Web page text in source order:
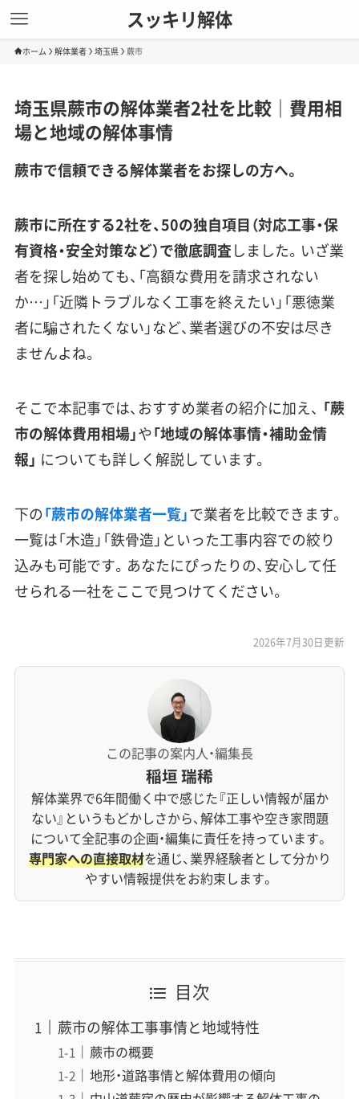
スッキリ解体
ホーム 解体業者 埼玉県 蕨市
埼玉県蕨市の解体業者2社を比較｜費用相
場と地域の解体事情
蕨市で信頼できる解体業者をお探しの方へ。
蕨市に所在する2社を、50の独自項目（対応工事・保
有資格・安全対策など）で徹底調査しました。いざ業
者を探し始めても、「高額な費用を請求されない
か…」「近隣トラブルなく工事を終えたい」「悪徳業
者に騙されたくない」など、業者選びの不安は尽き
ませんよね。
そこで本記事では、おすすめ業者の紹介に加え、 「蕨
市の解体費用相場」や「地域の解体事情・補助金情
報」 についても詳しく解説しています。
下の「蕨市の解体業者一覧」で業者を比較できます。
一覧は「木造」「鉄骨造」といった工事内容での絞り
込みも可能です。あなたにぴったりの、安心して任
せられる一社をここで見つけてください。
2026年7月30日更新
この記事の案内人・編集長
稲垣 瑞稀
解体業界で6年間働く中で感じた『正しい情報が届か
ない』というもどかしさから、解体工事や空き家問題
について全記事の企画・編集に責任を持っています。
専門家への直接取材を通じ、業界経験者として分かり
やすい情報提供をお約束します。
目次
蕨市の解体工事事情と地域特性
蕨市の概要
地形・道路事情と解体費用の傾向